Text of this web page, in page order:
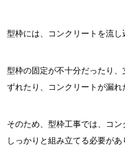
型枠には、コンクリートを流し
型枠の固定が不十分だったり、
ずれたり、コンクリートが漏れ
そのため、型枠工事では、コン
しっかりと組み立てる必要があ